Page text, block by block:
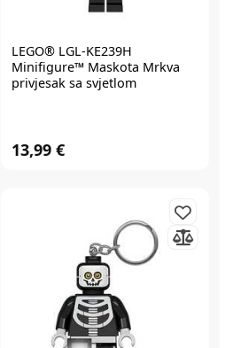
LEGO® LGL-KE239H
Minifigure™ Maskota Mrkva
privjesak sa svjetlom
13,99 €